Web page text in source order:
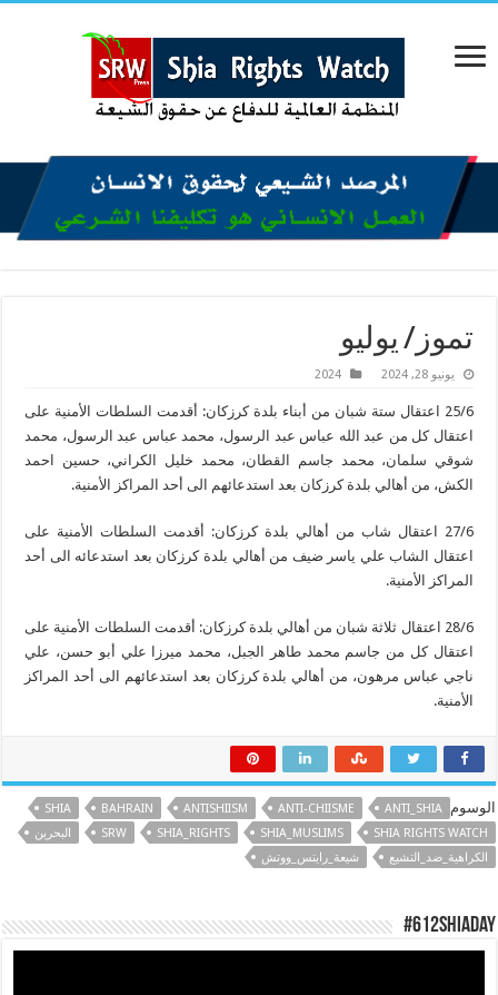
تموز/ يوليو
يونيو 28, 2024 2024
25/6 اعتقال ستة شبان من أبناء بلدة كرزكان: أقدمت السلطات الأمنية على
اعتقال كل من عبد الله عباس عبد الرسول، محمد عباس عبد الرسول، محمد
شوقي سلمان، محمد جاسم القطان، محمد خليل الكراني، حسين احمد
الكش، من أهالي بلدة كرزكان بعد استدعائهم الى أحد المراكز الأمنية.
27/6 اعتقال شاب من أهالي بلدة كرزكان: أقدمت السلطات الأمنية على
اعتقال الشاب علي ياسر ضيف من أهالي بلدة كرزكان بعد استدعائه الى أحد
المراكز الأمنية.
28/6 اعتقال ثلاثة شبان من أهالي بلدة كرزكان: أقدمت السلطات الأمنية على
اعتقال كل من جاسم محمد طاهر الجبل، محمد ميرزا علي أبو حسن، علي
ناجي عباس مرهون، من أهالي بلدة كرزكان بعد استدعائهم الى أحد المراكز
الأمنية.
الوسوم ANTI_SHIA
ANTI-CHIISME
ANTISHIISM
BAHRAIN
SHIA
SHIA RIGHTS WATCH
SHIA_MUSLIMS
SHIA_RIGHTS
SRW
البحرين
الكراهية_ضد_التشيع
شيعة_رايتس_ووتش
#612ShiaDay